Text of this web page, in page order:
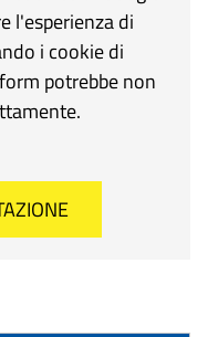
l'esperienza di
i cookie di
potrebbe non